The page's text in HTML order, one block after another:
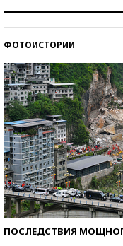
ФОТОИСТОРИИ
ПОСЛЕДСТВИЯ